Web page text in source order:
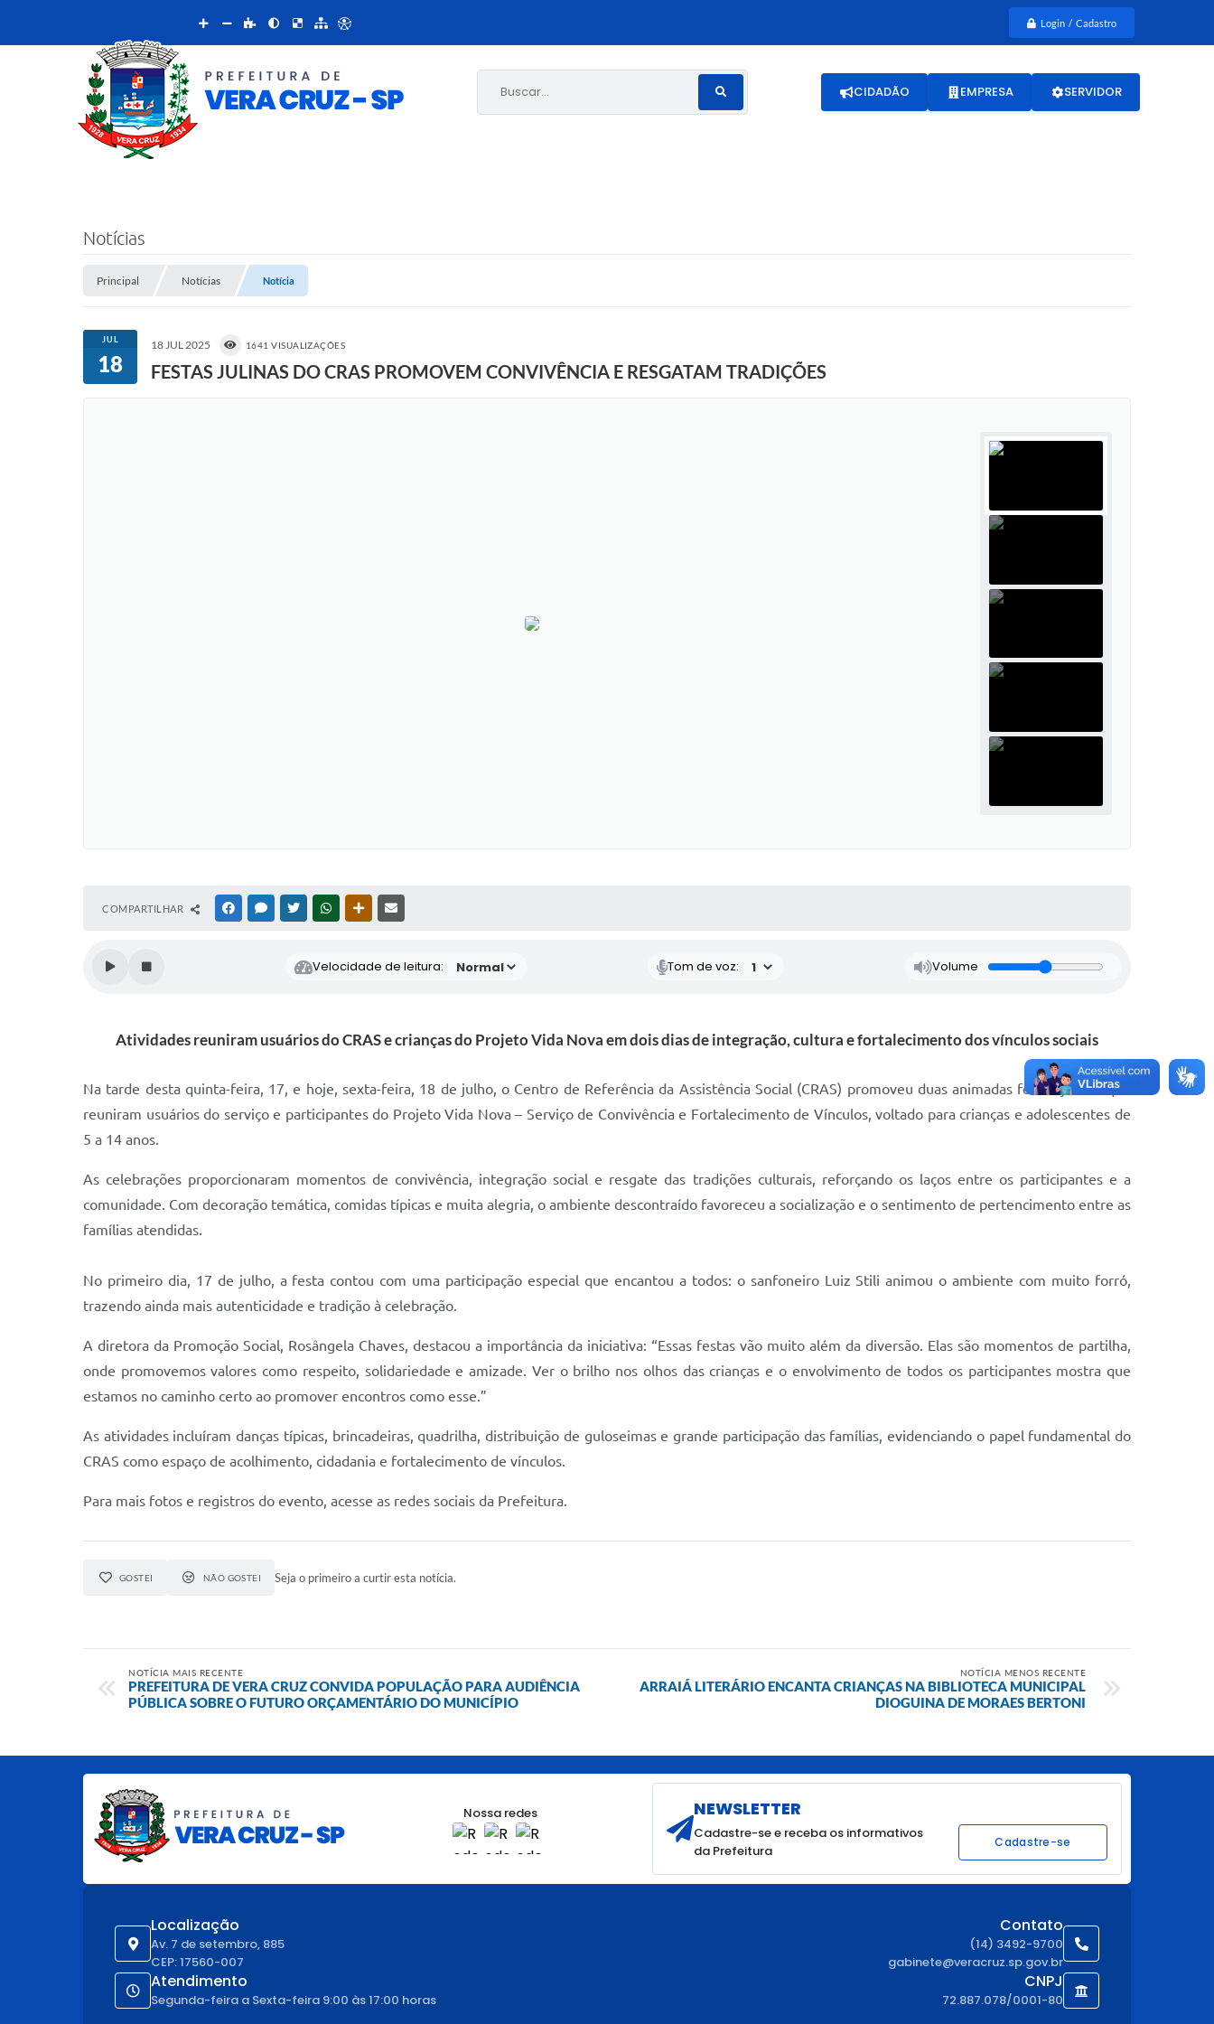
Login / Cadastro
Buscar... CIDADÃO EMPRESA SERVIDOR
Notícias
Principal Notícias Notícia
JUL
18
18 JUL 2025 1641 VISUALIZAÇÕES
FESTAS JULINAS DO CRAS PROMOVEM CONVIVÊNCIA E RESGATAM TRADIÇÕES
COMPARTILHAR FACEBOOKMESSENGER
TWITTERWHATSAPPOUTRAS MÍDIAS
Velocidade de leitura: Tom de voz: Volume
Atividades reuniram usuários do CRAS e crianças do Projeto Vida Nova em dois dias de integração, cultura e fortalecimento dos vínculos sociais
Na tarde desta quinta-feira, 17, e hoje, sexta-feira, 18 de julho, o Centro de Referência da Assistência Social (CRAS) promoveu duas animadas festas julinas que
reuniram usuários do serviço e participantes do Projeto Vida Nova – Serviço de Convivência e Fortalecimento de Vínculos, voltado para crianças e adolescentes de
5 a 14 anos.
As celebrações proporcionaram momentos de convivência, integração social e resgate das tradições culturais, reforçando os laços entre os participantes e a
comunidade. Com decoração temática, comidas típicas e muita alegria, o ambiente descontraído favoreceu a socialização e o sentimento de pertencimento entre as
famílias atendidas.
No primeiro dia, 17 de julho, a festa contou com uma participação especial que encantou a todos: o sanfoneiro Luiz Stili animou o ambiente com muito forró,
trazendo ainda mais autenticidade e tradição à celebração.
A diretora da Promoção Social, Rosângela Chaves, destacou a importância da iniciativa: “Essas festas vão muito além da diversão. Elas são momentos de partilha,
onde promovemos valores como respeito, solidariedade e amizade. Ver o brilho nos olhos das crianças e o envolvimento de todos os participantes mostra que
estamos no caminho certo ao promover encontros como esse.”
As atividades incluíram danças típicas, brincadeiras, quadrilha, distribuição de guloseimas e grande participação das famílias, evidenciando o papel fundamental do
CRAS como espaço de acolhimento, cidadania e fortalecimento de vínculos.
Para mais fotos e registros do evento, acesse as redes sociais da Prefeitura.
GOSTEI NÃO GOSTEI Seja o primeiro a curtir esta notícia.
NOTÍCIA MAIS RECENTE
PREFEITURA DE VERA CRUZ CONVIDA POPULAÇÃO PARA AUDIÊNCIA
PÚBLICA SOBRE O FUTURO ORÇAMENTÁRIO DO MUNICÍPIO
NOTÍCIA MENOS RECENTE
ARRAIÁ LITERÁRIO ENCANTA CRIANÇAS NA BIBLIOTECA MUNICIPAL
DIOGUINA DE MORAES BERTONI
Localização
Av. 7 de setembro, 885
CEP: 17560-007
Contato
(14) 3492-9700
gabinete@veracruz.sp.gov.br
Atendimento
Segunda-feira a Sexta-feira 9:00 às 17:00 horas
CNPJ
72.887.078/0001-80
Nossa redes NEWSLETTER
Cadastre-se e receba os informativos
da Prefeitura
Cadastre-se